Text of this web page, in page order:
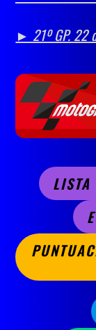
► 21º GP. 22
LISTA